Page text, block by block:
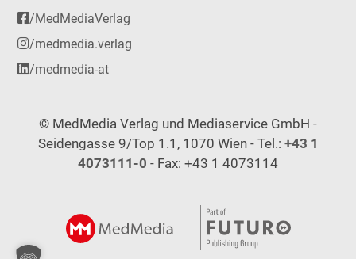
/MedMediaVerlag
/medmedia.verlag
/medmedia-at
© MedMedia Verlag und Mediaservice GmbH -
Seidengasse 9/Top 1.1, 1070 Wien - Tel.: +43 1
4073111-0 - Fax: +43 1 4073114